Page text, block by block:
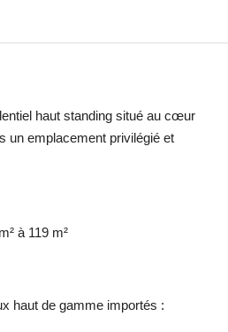
haut standing situé au cœur
un emplacement privilégié et
à 119 m²
haut de gamme importés :